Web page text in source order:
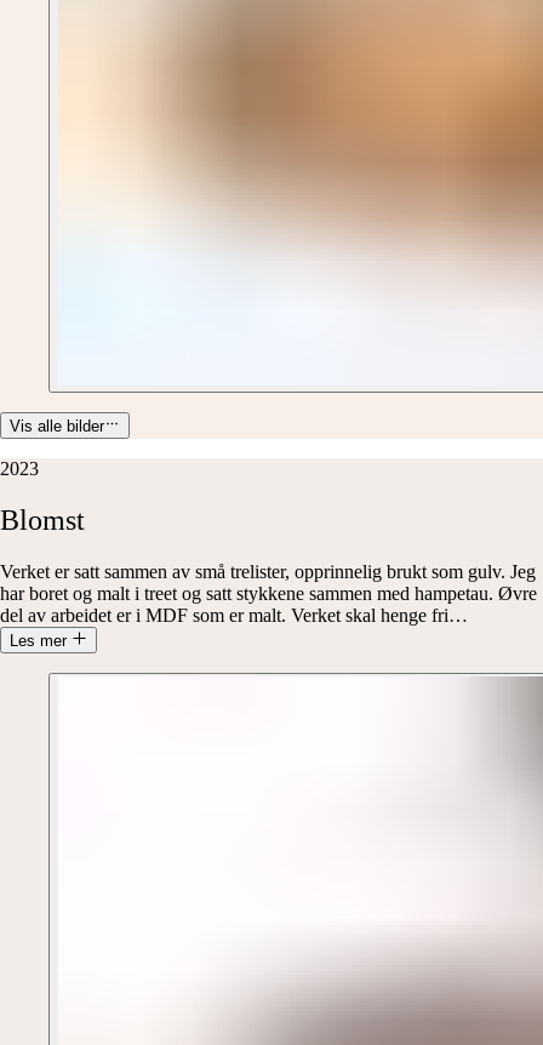
Vis alle bilder
2023
Blomst
Verket er satt sammen av små trelister, opprinnelig brukt som gulv. Jeg
har boret og malt i treet og satt stykkene sammen med hampetau. Øvre
del av arbeidet er i MDF som er malt. Verket skal henge fri…
Les mer